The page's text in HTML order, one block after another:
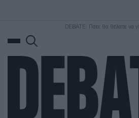
DEBATE: Πότε θα θέλατε να